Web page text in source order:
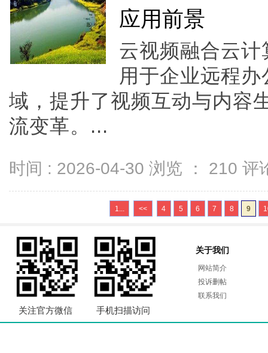
应用前景
云视频融合云
用于企业远程
域，提升了视频互动与内容
流变革。...
时间 : 2026-04-30 浏览 ： 210 评
1... << 4 5 6 7 8 9
关注官方微信 手机扫描访问
关于我们
网站简介
投诉删帖
联系我们